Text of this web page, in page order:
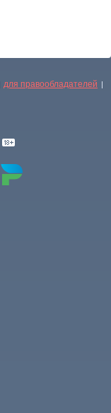
для правообладателей |